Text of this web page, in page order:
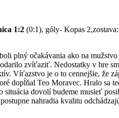
1:2 (0:1), góly- Kopas
plný očakávania ako na
zvíťaziť. Nedostatky v hre
Víťazstvo je o to cennejšie, že
dopĺňal Teo Moravec. Hralo sa
dovolí budeme musieť
nahradia kvalitu